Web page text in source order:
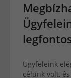
Ügyfeleink
célunk volt,